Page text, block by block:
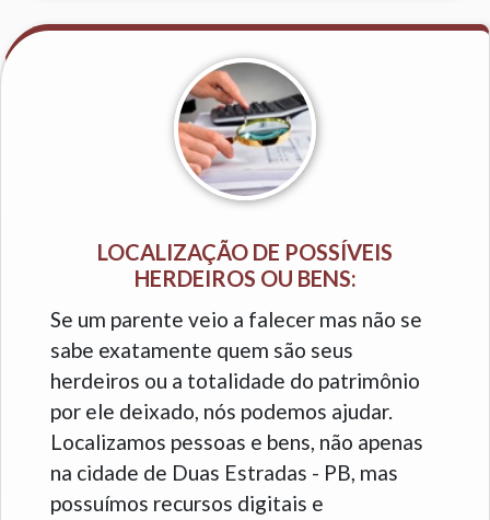
LOCALIZAÇÃO DE POSSÍVEIS
HERDEIROS OU BENS:
Se um parente veio a falecer mas não se
sabe exatamente quem são seus
herdeiros ou a totalidade do patrimônio
por ele deixado, nós podemos ajudar.
Localizamos pessoas e bens, não apenas
na cidade de Duas Estradas - PB, mas
possuímos recursos digitais e